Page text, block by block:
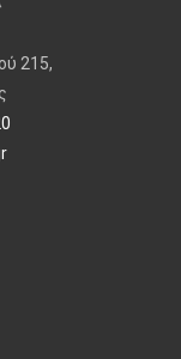
215,